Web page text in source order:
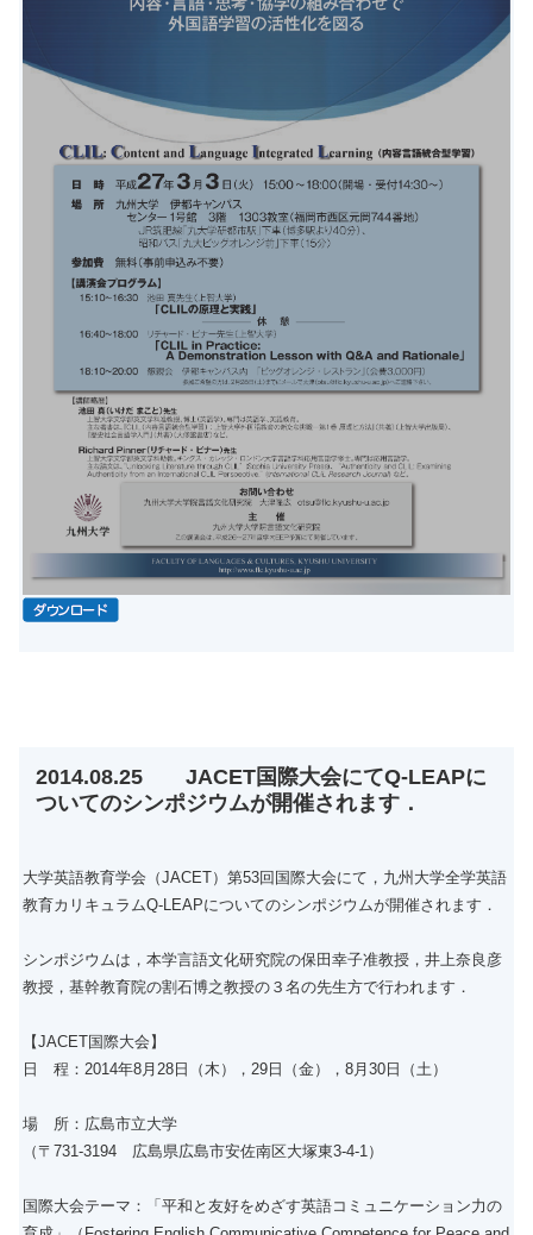
2014.08.25 JACET国際大会にてQ-LEAPに
ついてのシンポジウムが開催されます．
大学英語教育学会（JACET）第53回国際大会にて，九州大学全学英語
教育カリキュラムQ-LEAPについてのシンポジウムが開催されます．
シンポジウムは，本学言語文化研究院の保田幸子准教授，井上奈良彦
教授，基幹教育院の割石博之教授の３名の先生方で行われます．
【JACET国際大会】
日 程：2014年8月28日（木），29日（金），8月30日（土）
場 所：広島市立大学
（〒731-3194 広島県広島市安佐南区大塚東3-4-1）
国際大会テーマ：「平和と友好をめざす英語コミュニケーション力の